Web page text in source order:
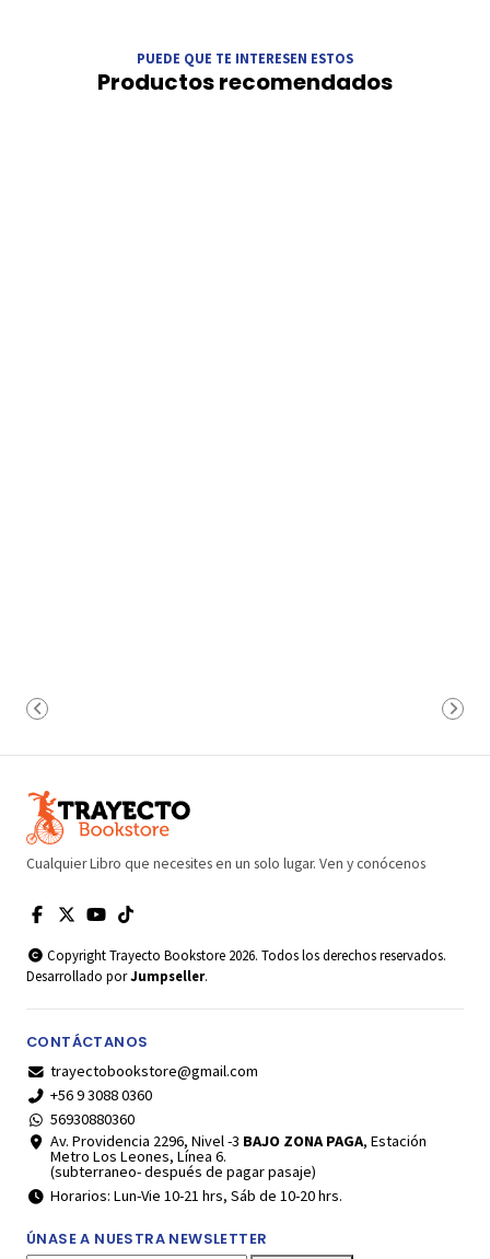
PUEDE QUE TE INTERESEN ESTOS
Productos recomendados
Cualquier Libro que necesites en un solo lugar. Ven y conócenos
Copyright Trayecto Bookstore 2026. Todos los derechos reservados.
Desarrollado porJumpseller.
CONTÁCTANOS
trayectobookstore@gmail.com
+56 9 3088 0360
56930880360
Av. Providencia 2296, Nivel -3 BAJO ZONA PAGA, Estación
Metro Los Leones, Línea 6.
(subterraneo- después de pagar pasaje)
Horarios: Lun-Vie 10-21 hrs, Sáb de 10-20 hrs.
ÚNASE A NUESTRA NEWSLETTER